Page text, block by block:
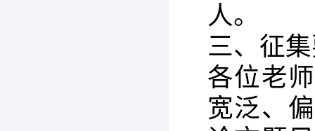
人。
三、征
各位老
宽泛、